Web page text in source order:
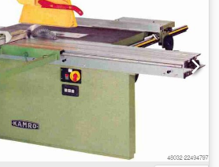
(L/W/H): 2580 x 2570 x 1050 mm -
– German manufacture –
condition Crsdszh Hv Ejpfx Aqlsf
price: 1,880 EUR, depending on
may vary with higher